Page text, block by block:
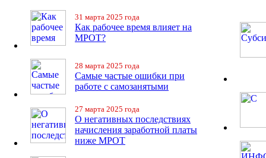
31 марта 2025 года
Как рабочее время влияет на
МРОТ?
28 марта 2025 года
Самые частые ошибки при
работе с самозанятыми
27 марта 2025 года
О негативных последствиях
начисления заработной платы
ниже МРОТ